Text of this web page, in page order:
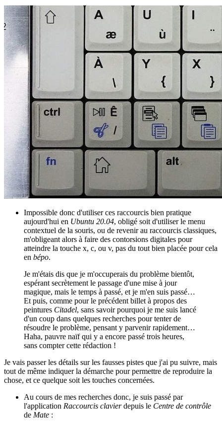
Impossible donc d'utiliser ces raccourcis bien pratique
aujourd'hui en Ubuntu 20.04, obligé soit d'utiliser le menu
contextuel de la souris, ou de revenir au raccourcis classiques,
m'obligeant alors à faire des contorsions digitales pour
atteindre la touche x, c, ou v, pas du tout bien placée pour cela
en bépo.
Je m'étais dis que je m'occuperais du problème bientôt,
espérant secrètement le passage d'une mise à jour
magique, mais le temps à passé, et je m'en suis passé…
Et puis, comme pour le précédent billet à propos des
peintures Citadel, sans savoir pourquoi je me suis lancé
d'un coup dans quelques recherches pour tenter de
résoudre le problème, pensant y parvenir rapidement…
Haha, pauvre naïf qui y a encore passé trois heures,
sans compter cette rédaction !
Je vais passer les détails sur les fausses pistes que j'ai pu suivre, mais
tout de même indiquer la démarche pour permettre de reproduire la
chose, et ce quelque soit les touches concernées.
Au cours de mes recherches donc, je suis passé par
l'application Raccourcis clavierdepuis le Centre de contrôle
de Mate :